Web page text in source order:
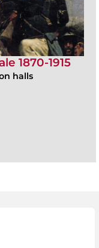
1870-1915
halls